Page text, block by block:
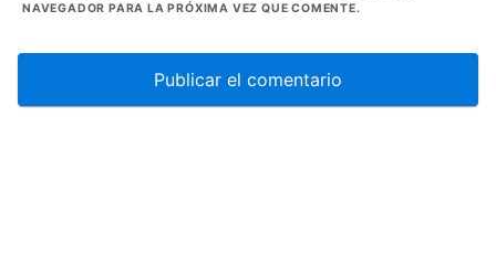
NAVEGADOR PARA LA PRÓXIMA VEZ QUE COMENTE.